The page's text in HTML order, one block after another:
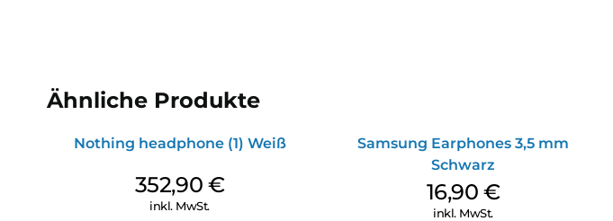
Ähnliche Produkte
Nothing headphone (1) Weiß
352,90 €
inkl. MwSt.
Samsung Earphones 3,5 mm
Schwarz
16,90 €
inkl. MwSt.